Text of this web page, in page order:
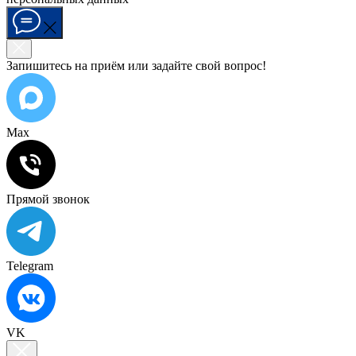
Запишитесь на приём или задайте свой вопрос!
Max
Прямой звонок
Telegram
VK